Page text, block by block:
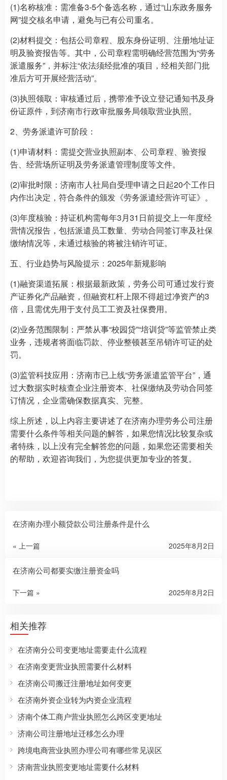
(1)名称核准：需准备3-5个备选名称，通过“山东政务服务
网”提交核名申请，避免与已有公司重名。
(2)材料提交：包括公司章程、股东身份证明、注册地址证
明及验资报告等。其中，公司章程需明确经营范围为“劳务
派遣服务”，并标注“依法须经批准的项目，经相关部门批
准后方可开展经营活动”。
(3)执照领取：审核通过后，携带准予设立登记通知书及身
份证原件，到济南市行政审批服务局领取营业执照。
2、劳务派遣许可阶段：
(1)申请材料：需提交营业执照副本、公司章程、验资报
告、经营场所证明及劳务派遣管理制度等文件。
(2)审批时限：济南市人社局自受理申请之日起20个工作日
内作出决定，符合条件的颁发《劳务派遣经营许可证》。
(3)年度核验：持证机构需每年3月31日前提交上一年度经
营情况报告，包括派遣员工数量、劳动合同签订率及社保
缴纳情况等，未通过核验的将被注销许可证。
五、行业趋势与风险提示：2025年新规影响
(1)融资渠道拓展：根据最新政策，劳务公司可通过发行资
产证券化产品融资，但融资杠杆上限不得超过净资产的3
倍，且需优先用于支付员工工资及社保费用。
(2)业务范围限制：严禁从事“校园贷”“培训贷”等监管禁止类
业务，违规者将面临罚款、停业整顿甚至吊销许可证的处
罚。
(3)监管科技应用：济南市已上线“劳务派遣监管平台”，通
过大数据实时核查企业注册资本、社保缴纳及劳动合同签
订情况，企业需确保数据真实、完整。
综上所述，以上内容主要讲述了在济南办理劳务公司注册
需要什么条件等相关问题的解答，如果您情况比较复杂或
者特殊，以上没有完全解答您的问题，如果您还需要相关
的帮助，欢迎咨询我们，为您提供更加专业的答复。
在济南办理小额贷款公司注册条件是什么
« 上一篇 2025年8月2日
在济南公司都要实缴注册资金吗
下一篇 » 2025年8月2日
相关推荐
在济南分公司变更地址需要走什么流程
在济南变更营业执照需要什么材料
在济南公司搬迁注册地址如何变更
在济南外资企业转为内资企业流程
济南个体工商户营业执照怎么跨区变更地址
济南公司注册地址迁移怎么办理
跨境电商营业执照办理公司有哪些常见误区
济南营业执照变更地址需要什么材料